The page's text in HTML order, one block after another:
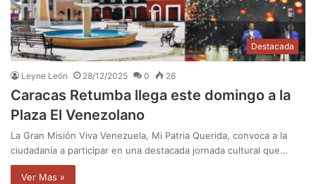
Destacada
Leyne León 28/12/2025 0 26
Caracas Retumba llega este domingo a la
Plaza El Venezolano
La Gran Misión Viva Venezuela, Mi Patria Querida, convoca a la
ciudadanía a participar en una destacada jornada cultural que…
Ver Mas »